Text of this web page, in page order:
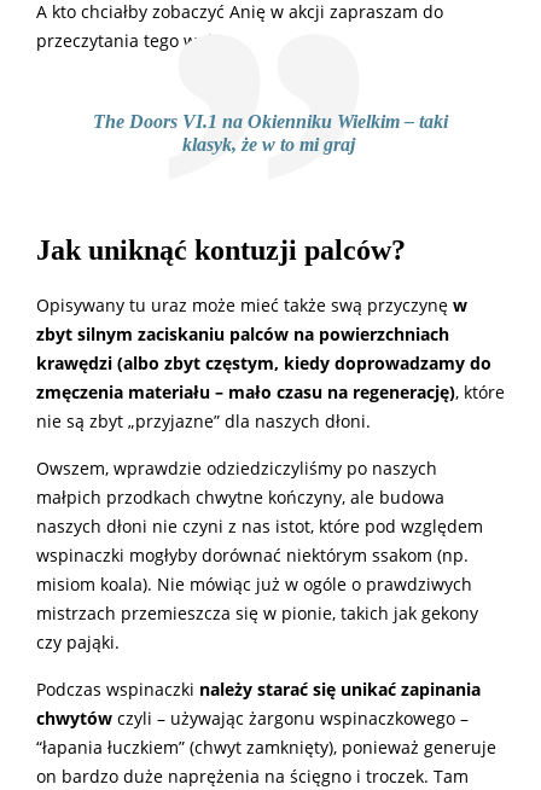
A kto chciałby zobaczyć Anię w akcji zapraszam do
przeczytania tego wpisu
The Doors VI.1 na Okienniku Wielkim – taki
klasyk, że w to mi graj
Jak uniknąć kontuzji palców?
Opisywany tu uraz może mieć także swą przyczynę w
zbyt silnym zaciskaniu palców na powierzchniach
krawędzi (albo zbyt częstym, kiedy doprowadzamy do
zmęczenia materiału – mało czasu na regenerację), które
nie są zbyt „przyjazne” dla naszych dłoni.
Owszem, wprawdzie odziedziczyliśmy po naszych
małpich przodkach chwytne kończyny, ale budowa
naszych dłoni nie czyni z nas istot, które pod względem
wspinaczki mogłyby dorównać niektórym ssakom (np.
misiom koala). Nie mówiąc już w ogóle o prawdziwych
mistrzach przemieszcza się w pionie, takich jak gekony
czy pająki.
Podczas wspinaczki należy starać się unikać zapinania
chwytów czyli – używając żargonu wspinaczkowego –
“łapania łuczkiem” (chwyt zamknięty), ponieważ generuje
on bardzo duże naprężenia na ścięgno i troczek. Tam